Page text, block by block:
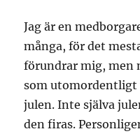
Jag är en
många, för det
förundrar mig, men
som utomordentligt
julen. Inte själva
den firas.